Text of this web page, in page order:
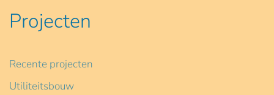
Projecten
Recente projecten
Utiliteitsbouw